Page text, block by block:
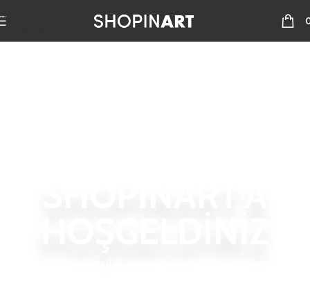
Skip to navigation
Skip to main content